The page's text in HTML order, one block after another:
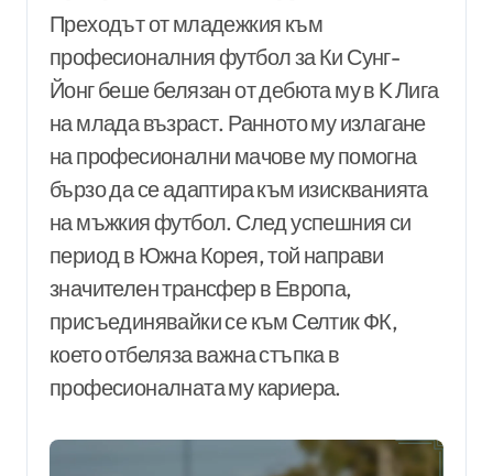
Преходът от младежкия към
професионалния футбол за Ки Сунг-
Йонг беше белязан от дебюта му в K Лига
на млада възраст. Ранното му излагане
на професионални мачове му помогна
бързо да се адаптира към изискванията
на мъжкия футбол. След успешния си
период в Южна Корея, той направи
значителен трансфер в Европа,
присъединявайки се към Селтик ФК,
което отбеляза важна стъпка в
професионалната му кариера.